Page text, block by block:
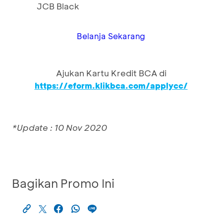
JCB Black
Belanja Sekarang
Ajukan Kartu Kredit BCA di
https://eform.klikbca.com/applycc/
*Update : 10 Nov 2020
Bagikan Promo Ini